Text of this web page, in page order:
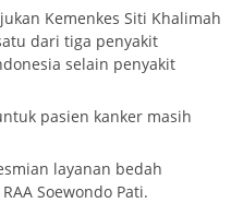
Kemenkes Siti Khalimah
dari tiga penyakit
selain penyakit
pasien kanker masih
layanan bedah
Soewondo Pati.